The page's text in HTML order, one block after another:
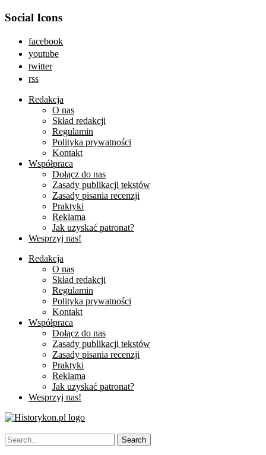
Social Icons
facebook
youtube
twitter
rss
Redakcja
O nas
Skład redakcji
Regulamin
Polityka prywatności
Kontakt
Współpraca
Dołącz do nas
Zasady publikacji tekstów
Zasady pisania recenzji
Praktyki
Reklama
Jak uzyskać patronat?
Wesprzyj nas!
Redakcja
O nas
Skład redakcji
Regulamin
Polityka prywatności
Kontakt
Współpraca
Dołącz do nas
Zasady publikacji tekstów
Zasady pisania recenzji
Praktyki
Reklama
Jak uzyskać patronat?
Wesprzyj nas!